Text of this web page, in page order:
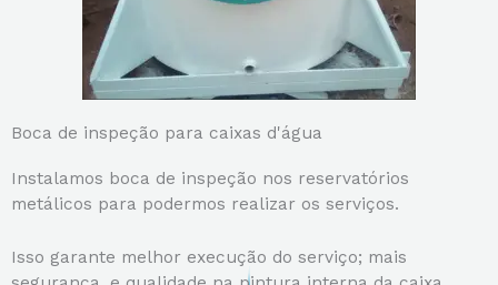
Boca de inspeção para caixas d'água
Instalamos boca de inspeção nos reservatórios
metálicos para podermos realizar os serviços.
Isso garante melhor execução do serviço; mais